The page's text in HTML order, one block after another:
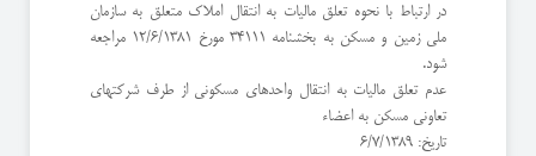
در ارتباط با نحوه تعلق مالیات به انتقال املاک متعلق به سازمان
ملی زمین و مسکن به بخشنامه 34111 مورخ 12/6/1381 مراجعه
شود.
عدم تعلق مالیات به انتقال واحدهای مسکونی از طرف شرکتهای
تعاونی مسکن به اعضاء
تاریخ: 6/7/1389